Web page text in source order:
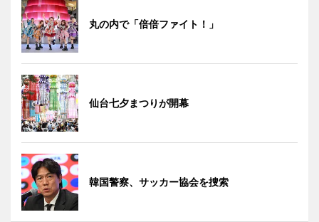
丸の内で「倍倍ファイト！」
仙台七夕まつりが開幕
韓国警察、サッカー協会を捜索